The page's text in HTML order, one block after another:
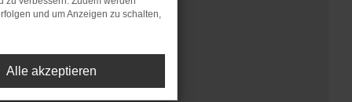
und um Anzeigen zu schalten,
Alle akzeptieren